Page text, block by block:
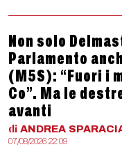
Non solo
Parlamento
(M5S): “Fuori i
Co”. Ma le
avanti
di ANDREA
07/08/2026 22:09